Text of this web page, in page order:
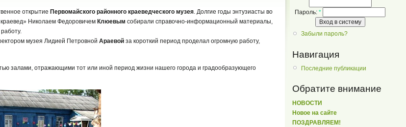
открытие Первомайского районного краеведческого музея. Долгие годы энтузиасты во
Николаем Федоровичем Клюевым собирали справочно-информационный материалы,
музея Лидией Петровной Араевой за короткий период проделал огромную работу,
залами, отражающими тот или иной период жизни нашего города и градообразующего
Пароль: *
Забыли пароль?
Навигация
Последние публикации
Обратите внимание
НОВОСТИ
Новое на сайте
ПОЗДРАВЛЯЕМ!